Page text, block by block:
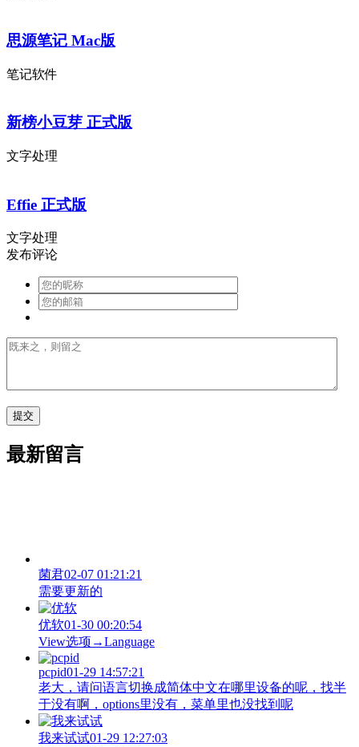
思源笔记 Mac版
笔记软件
新榜小豆芽 正式版
文字处理
Effie 正式版
文字处理
发布评论
最新留言
菌君02-07 01:21:21
需要更新的
优软01-30 00:20:54
View‌选项→Language
pcpid01-29 14:57:21
老大，请问语言切换成简体中文在哪里设备的呢，找半
于没有啊，options里没有，菜单里也没找到呢
我来试试01-29 12:27:03